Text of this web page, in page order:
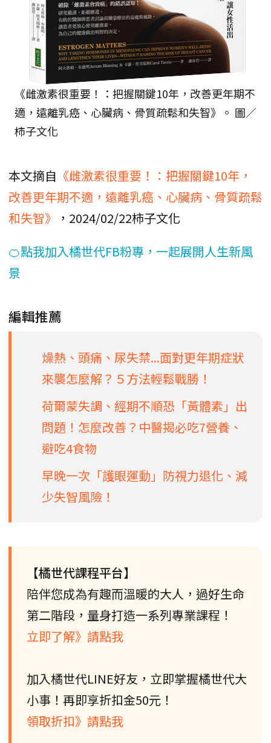
《雌激素很重要！：把握關鍵10年，改善更年期不
適，遠離乳癌、心臟病、骨質疏鬆和失智》。 圖／
柿子文化
本文摘自 《雌激素很重要！：把握關鍵10年，
改善更年期不適，遠離乳癌、心臟病、骨質疏鬆
和失智》
，2024/02/22柿子文化
🍊點我加入橘世代FB粉專，一起展開人生新風
景
編輯推薦
燥熱、頭痛、尿失禁...面對更年期症狀
來襲怎麼解？５方法輕鬆戰勝！
荷爾蒙失調、經期不順恐「黃體素」出
問題！怎麼改善？中醫揭必吃7營養、
避吃4食物
早晚一次「護眼運動」防視力退化、減
少失智風險！
【橘世代課程平台】
陪伴您成為有趣而溫暖的大人，過好生命
第二階段，量身打造一系列專業課程！
立即了解》請點我
加入橘世代LINE好友，立即掌握橘世代大
小事！再即享折扣金50元！
領取折扣》請點我